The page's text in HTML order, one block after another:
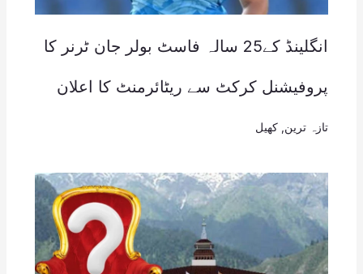
انگلینڈ کے25 سالہ فاسٹ بولر جان ٹرنر کا
پروفیشنل کرکٹ سے ریٹائرمنٹ کا اعلان
تازہ ترین کھیل